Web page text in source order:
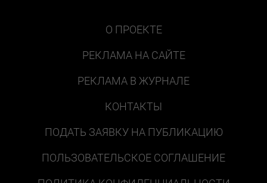
О ПРОЕКТЕ
РЕКЛАМА НА САЙТЕ
РЕКЛАМА В ЖУРНАЛЕ
КОНТАКТЫ
ПОДАТЬ ЗАЯВКУ НА ПУБЛИКАЦИЮ
ПОЛЬЗОВАТЕЛЬСКОЕ СОГЛАШЕНИЕ